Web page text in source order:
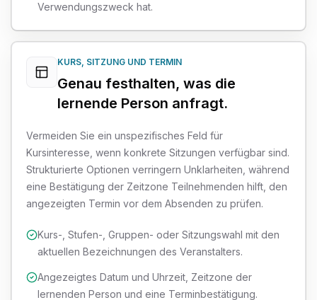
Verwendungszweck hat.
KURS, SITZUNG UND TERMIN
Genau festhalten, was die
lernende Person anfragt.
Vermeiden Sie ein unspezifisches Feld für
Kursinteresse, wenn konkrete Sitzungen verfügbar sind.
Strukturierte Optionen verringern Unklarheiten, während
eine Bestätigung der Zeitzone Teilnehmenden hilft, den
angezeigten Termin vor dem Absenden zu prüfen.
Kurs-, Stufen-, Gruppen- oder Sitzungswahl mit den
aktuellen Bezeichnungen des Veranstalters.
Angezeigtes Datum und Uhrzeit, Zeitzone der
lernenden Person und eine Terminbestätigung.